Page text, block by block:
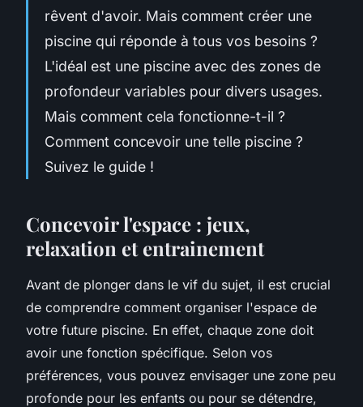
rêvent d'avoir. Mais comment créer une
piscine qui réponde à tous vos besoins ?
L'idéal est une piscine avec des zones de
profondeur variables pour divers usages.
Mais comment cela fonctionne-t-il ?
Comment concevoir une telle piscine ?
Suivez le guide !
Concevoir l'espace : jeux,
relaxation et entrainement
Avant de plonger dans le vif du sujet, il est crucial
de comprendre comment organiser l'espace de
votre future piscine. En effet, chaque zone doit
avoir une fonction spécifique. Selon vos
préférences, vous pouvez envisager une zone peu
profonde pour les enfants ou pour se détendre,